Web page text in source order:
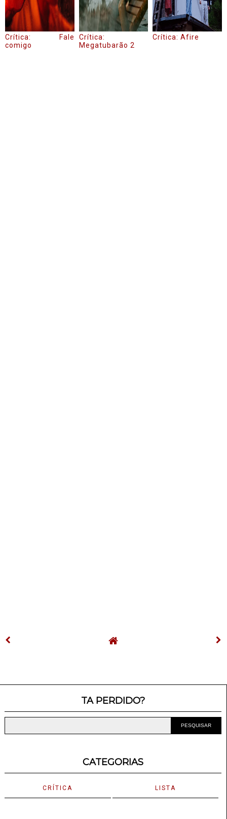
Crítica: Fale
comigo
Crítica:
Megatubarão 2
Crítica: Afire
TA PERDIDO?
CATEGORIAS
CRÍTICA LISTA